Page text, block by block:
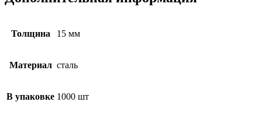
Толщина 15 мм
Материал сталь
В упаковке 1000 шт